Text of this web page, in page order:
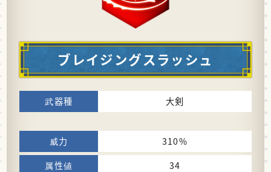
ブレイジングスラッシュ
大剣
310%
34